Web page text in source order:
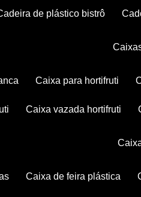
cadeira de plástico bistrô
caixa para hortifruti
caixa vazada hortifruti
caixa de feira plástica